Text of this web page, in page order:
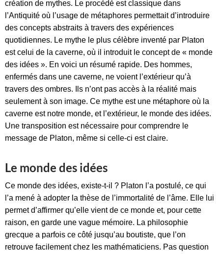
création de mythes. Le procédé est classique dans
l’Antiquité où l’usage de métaphores permettait d’introduire
des concepts abstraits à travers des expériences
quotidiennes. Le mythe le plus célèbre inventé par Platon
est celui de la caverne, où il introduit le concept de « monde
des idées ». En voici un résumé rapide. Des hommes,
enfermés dans une caverne, ne voient l’extérieur qu’à
travers des ombres. Ils n’ont pas accès à la réalité mais
seulement à son image. Ce mythe est une métaphore où la
caverne est notre monde, et l’extérieur, le monde des idées.
Une transposition est nécessaire pour comprendre le
message de Platon, même si celle-ci est claire.
Le monde des idées
Ce monde des idées, existe-t-il ? Platon l’a postulé, ce qui
l’a mené à adopter la thèse de l’immortalité de l’âme. Elle lui
permet d’affirmer qu’elle vient de ce monde et, pour cette
raison, en garde une vague mémoire. La philosophie
grecque a parfois ce côté jusqu’au boutiste, que l’on
retrouve facilement chez les mathématiciens. Pas question